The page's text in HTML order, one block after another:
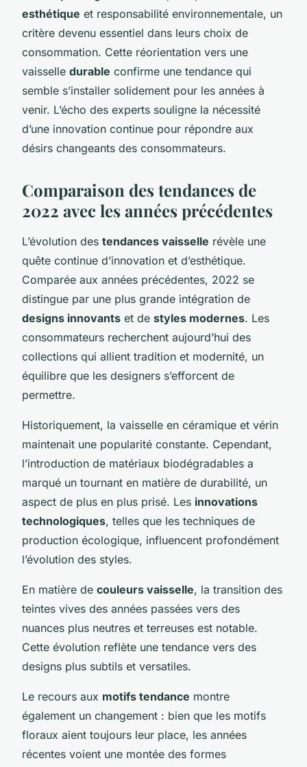
esthétique et responsabilité environnementale, un
critère devenu essentiel dans leurs choix de
consommation. Cette réorientation vers une
vaisselle durable confirme une tendance qui
semble s’installer solidement pour les années à
venir. L’écho des experts souligne la nécessité
d’une innovation continue pour répondre aux
désirs changeants des consommateurs.
Comparaison des tendances de
2022 avec les années précédentes
L’évolution des tendances vaisselle révèle une
quête continue d’innovation et d’esthétique.
Comparée aux années précédentes, 2022 se
distingue par une plus grande intégration de
designs innovants et de styles modernes. Les
consommateurs recherchent aujourd’hui des
collections qui allient tradition et modernité, un
équilibre que les designers s’efforcent de
permettre.
Historiquement, la vaisselle en céramique et vérin
maintenait une popularité constante. Cependant,
l’introduction de matériaux biodégradables a
marqué un tournant en matière de durabilité, un
aspect de plus en plus prisé. Les innovations
technologiques, telles que les techniques de
production écologique, influencent profondément
l’évolution des styles.
En matière de couleurs vaisselle, la transition des
teintes vives des années passées vers des
nuances plus neutres et terreuses est notable.
Cette évolution reflète une tendance vers des
designs plus subtils et versatiles.
Le recours aux motifs tendance montre
également un changement : bien que les motifs
floraux aient toujours leur place, les années
récentes voient une montée des formes